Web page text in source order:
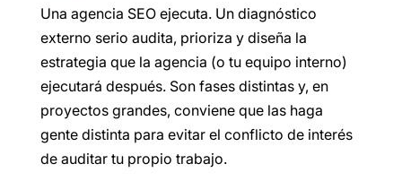
Una agencia SEO ejecuta. Un diagnóstico
externo serio audita, prioriza y diseña la
estrategia que la agencia (o tu equipo interno)
ejecutará después. Son fases distintas y, en
proyectos grandes, conviene que las haga
gente distinta para evitar el conflicto de interés
de auditar tu propio trabajo.